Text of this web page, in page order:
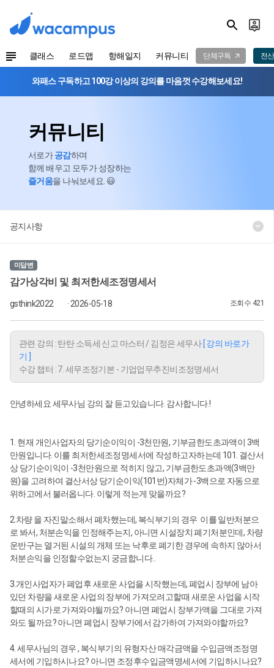
클래스 로드맵 항해일지 커뮤니티 단체구독 전
와패스 구독하고 100강 이상의 강의를 마음껏 수강해보세요!
커뮤니티
서로가공감하며
함께 배우고 모두가 성장하는
즐거움을 나눠보세요. 😃
공지사항
미답변
감가상각비 및 최저한세조정명세서
gsthink2022 · 2026-05-18 조회수 421
관련 강의 : 탄탄 소득세 신고 마스터 / 김정은 세무사 [ 강의 바로가
기 ]
수강 챕터 : 7. 세무조정기본 - 기업업무추진비조정명세서
안녕하세요 세무사님 강의 잘 듣고있습니다. 감사합니다.!
1. 현재 개인사업자의 당기순이익이 -3천만원, 기부금한도초과액이 3백
만원입니다. 이를 최저한세조정명세서에 작성하고자하는데 101. 결산서
상 당기순이익이 -3천만원으로 적히지 않고, 기부금한도초과액(3백만
원)을 고려하여 결산서상 당기순이익(101번)자체가 -3백으로 자동으로
위하고에서 불러옵니다. 이렇게 적는게 맞을까요?
2.차량 을 자진말소해서 폐차했는데, 복식부기의 경우 이를 일반처분으
로 봐서, 처분손익을 인정해주는지, 아니면 시설장치 폐기처분인데, 차량
운반구는 열거된 시설의 개체 또는 낙후로 폐기한 경우에 속하지 않아서
처분손익을 인정할수없는지 궁금합니다..
3.개인사업자가 폐업후 새로운 사업을 시작했는데, 폐업시 장부에 남아
있던 차량을 새로운 사업의 장부에 가져오려고할때 새로운 사업을 시작
할때의 시가로 가져와야될까요? 아니면 폐업시 장부가액을 그대로 가져
와도 될까요? 아니면 폐업시 장부가에서 감가하여 가져와야할까요?
4. 세무사님의 경우 , 복식부기의 유형자산 매각금액을 수입금액조정명
세서에 기입하시나요? 아니면 조정후수입금액명세서에 기입하시나요?